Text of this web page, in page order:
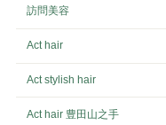
訪問美容
Act hair
Act stylish hair
Act hair 豊田山之手